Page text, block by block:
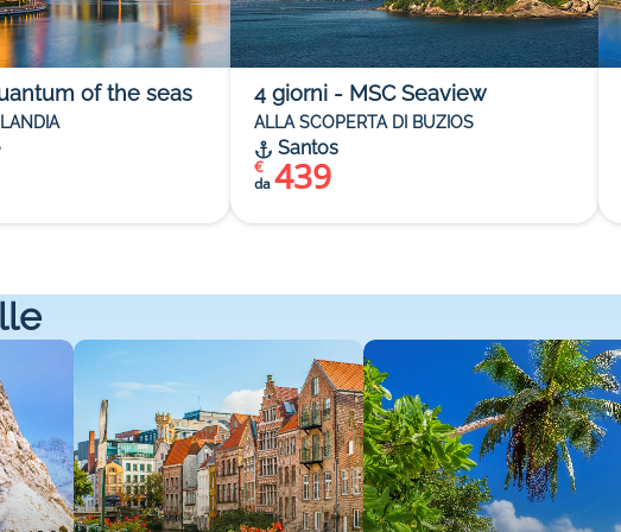
of the seas 4 giorni - MSC Seaview
ALLA SCOPERTA DI BUZIOS
Santos
da439
€